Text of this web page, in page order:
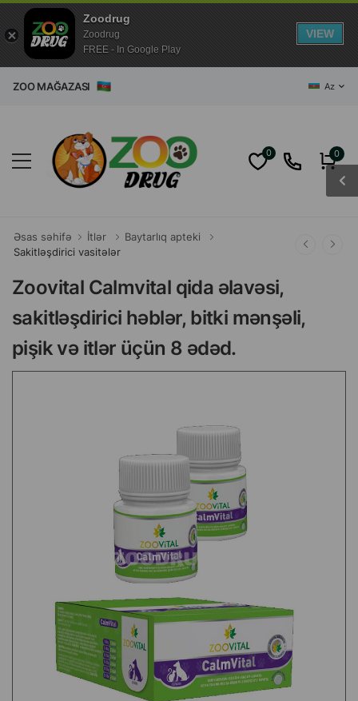
ZOO MAĞAZASI Az
0 0
Əsas səhifə İtlər
Baytarlıq apteki
Sakitləşdirici vasitələr
Zoovital Calmvital qida əlavəsi,
sakitləşdirici həblər, bitki mənşəli,
pişik və itlər üçün 8 ədəd.
Zoodrug
Zoodrug
FREE - In Google Play
VIEW